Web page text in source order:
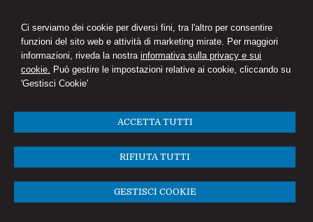
Ci serviamo dei cookie per diversi fini, tra l'altro per consentire
funzioni del sito web e attività di marketing mirate. Per maggiori
informazioni, riveda la nostra informativa sulla privacy e sui
cookie. Può gestire le impostazioni relative ai cookie, cliccando su
'Gestisci Cookie'
ACCETTA TUTTI
RIFIUTA TUTTI
GESTISCI COOKIE